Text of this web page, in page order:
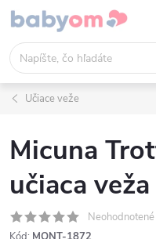
Prejsť
obsah
Učiace veže
Micuna
učiaca veža
Neohodnotené